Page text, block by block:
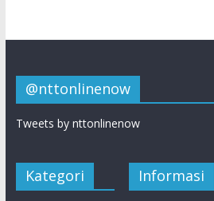
@nttonlinenow
Tweets by nttonlinenow
Kategori Informasi